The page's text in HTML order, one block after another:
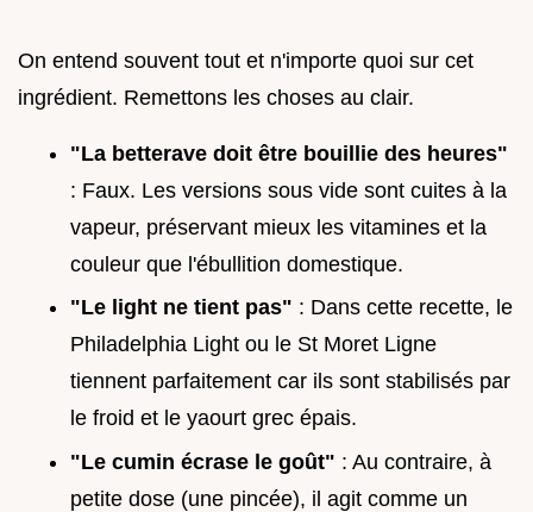
On entend souvent tout et n'importe quoi sur cet
ingrédient. Remettons les choses au clair.
"La betterave doit être bouillie des heures"
: Faux. Les versions sous vide sont cuites à la
vapeur, préservant mieux les vitamines et la
couleur que l'ébullition domestique.
"Le light ne tient pas" : Dans cette recette, le
Philadelphia Light ou le St Moret Ligne
tiennent parfaitement car ils sont stabilisés par
le froid et le yaourt grec épais.
"Le cumin écrase le goût" : Au contraire, à
petite dose (une pincée), il agit comme un